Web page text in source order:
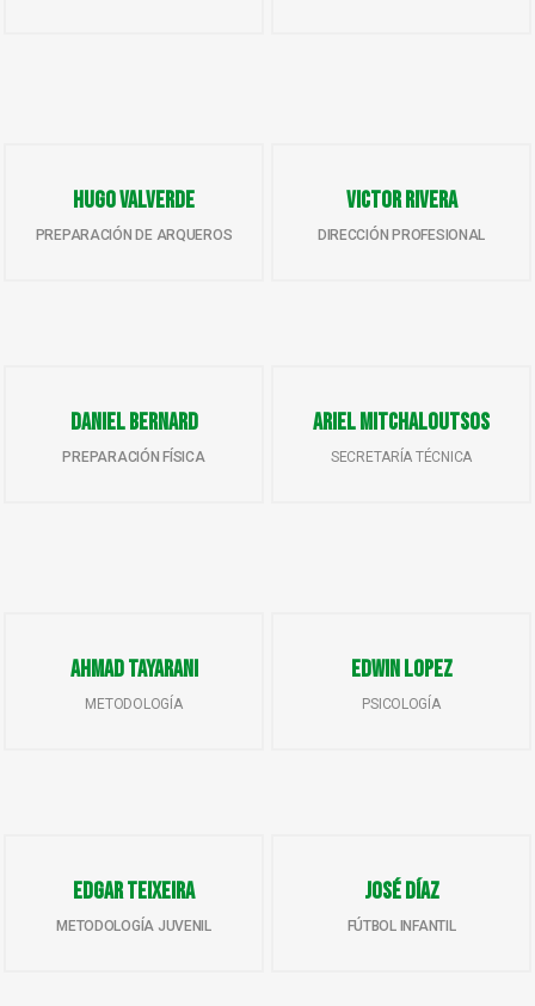
Hugo Valverde
PREPARACIÓN DE ARQUEROS
Victor Rivera
DIRECCIÓN PROFESIONAL
Daniel Bernard
PREPARACIÓN FÍSICA
Ariel Mitchaloutsos
SECRETARÍA TÉCNICA
Ahmad Tayarani
METODOLOGÍA
Edwin Lopez
PSICOLOGÍA
Edgar Teixeira
METODOLOGÍA JUVENIL
José Díaz
FÚTBOL INFANTIL